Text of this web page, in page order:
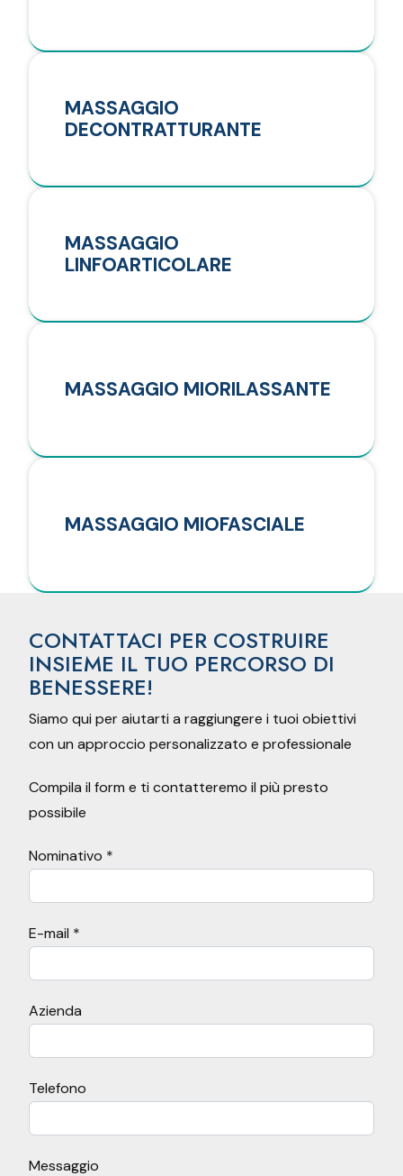
MASSAGGIO
DECONTRATTURANTE
MASSAGGIO
LINFOARTICOLARE
MASSAGGIO MIORILASSANTE
MASSAGGIO MIOFASCIALE
CONTATTACI PER COSTRUIRE
INSIEME IL TUO PERCORSO DI
BENESSERE!
Siamo qui per aiutarti a raggiungere i tuoi obiettivi
con un approccio personalizzato e professionale
Compila il form e ti contatteremo il più presto
possibile
Nominativo *
E-mail *
Azienda
Telefono
Messaggio